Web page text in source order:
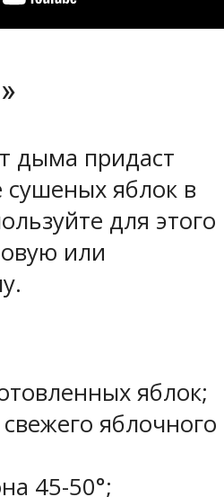
дыма придаст
сушеных яблок в
для этого
или
яблок;
яблочного
45-50°;